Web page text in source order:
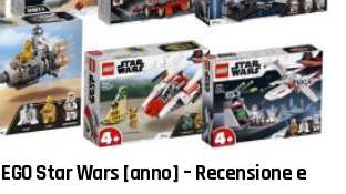
Star Wars [anno] – Recensione e